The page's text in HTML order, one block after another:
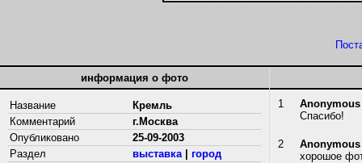
информация о фото
Название
Кремль
Комментарий
г.Москва
Опубликовано
25-09-2003
Раздел
выставка| город
1 Anonymous
Спасибо!
2 Anonymous
хорошое